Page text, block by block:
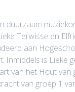
duurzaam
Terwisse en
aan
Inmiddels is Lieke
van het Hout van
van groep 1